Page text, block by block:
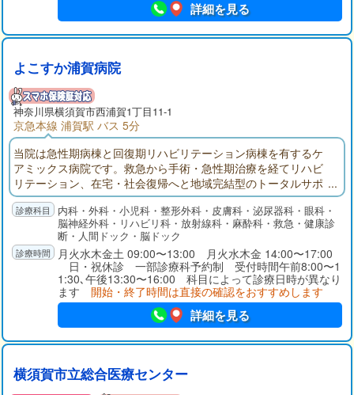
詳細を見る
よこすか浦賀病院
神奈川県横須賀市西浦賀1丁目11-1
京急本線 浦賀駅 バス 5分
当院は急性期病棟と回復期リハビリテーション病棟を有するケ
アミックス病院です。救急から手術・急性期治療を経てリハビ
リテーション、在宅・社会復帰へと地域完結型のトータルサポ
ートを目指しております。地域の「かかりつけ病院」として、
地域の方々に質の高い医療を提供していきたいと思います。
内科・外科・小児科・整形外科・皮膚科・泌尿器科・眼科・
脳神経外科・リハビリ科・放射線科・麻酔科・救急・健康診
断・人間ドック・脳ドック
月火水木金土 09:00〜13:00 月火水木金 14:00〜17:00
日・祝休診 一部診療科予約制 受付時間午前8:00〜1
1:30､午後13:30〜16:00 科目によって診療日時が異なり
ます 開始・終了時間は直接の確認をおすすめします
詳細を見る
横須賀市立総合医療センター